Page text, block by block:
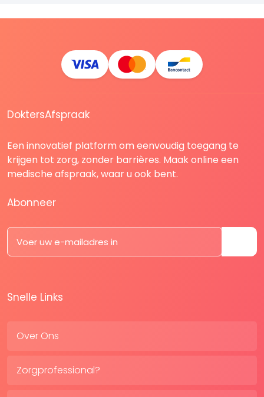
DoktersAfspraak
Een innovatief platform om eenvoudig toegang te
krijgen tot zorg, zonder barrières. Maak online een
medische afspraak, waar u ook bent.
Abonneer
Snelle Links
Over Ons
Zorgprofessional?